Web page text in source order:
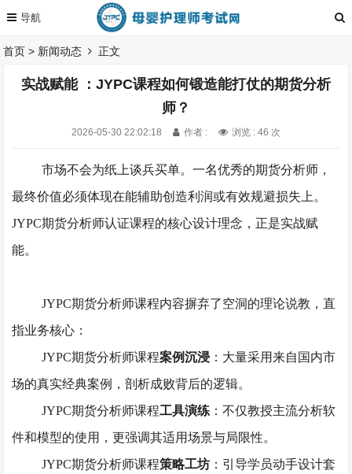
首页 > 新闻动态 正文
实战赋能 ：JYPC课程如何锻造能打仗的期货分析
师？
2026-05-30 22:02:18 作者 : 浏览 : 46 次
市场不会为纸上谈兵买单。一名优秀的期货分析师，
最终价值必须体现在能辅助创造利润或有效规避损失上。
JYPC期货分析师认证课程的核心设计理念，正是实战赋
能。
JYPC期货分析师课程内容摒弃了空洞的理论说教，直
指业务核心：
JYPC期货分析师课程案例沉浸：大量采用来自国内市
场的真实经典案例，剖析成败背后的逻辑。
JYPC期货分析师课程工具演练：不仅教授主流分析软
件和模型的使用，更强调其适用场景与局限性。
JYPC期货分析师课程策略工坊：引导学员动手设计套